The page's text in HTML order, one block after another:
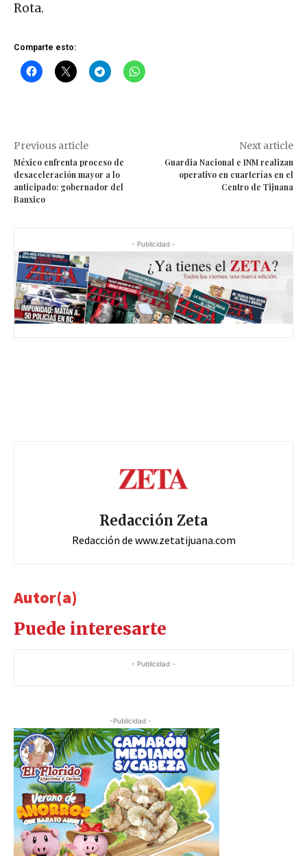
Rota.
Comparte esto:
Previous article
México enfrenta proceso de
desaceleración mayor a lo
anticipado: gobernador del
Banxico
Next article
Guardia Nacional e INM realizan
operativo en cuarterías en el
Centro de Tijuana
- Publicidad -
Redacción Zeta
Redacción de www.zetatijuana.com
Autor(a)
Puede interesarte
- Publicidad -
-Publicidad -